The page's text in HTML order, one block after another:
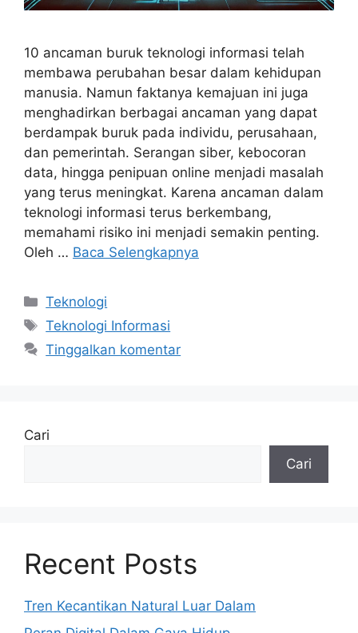
10 ancaman buruk teknologi informasi telah
membawa perubahan besar dalam kehidupan
manusia. Namun faktanya kemajuan ini juga
menghadirkan berbagai ancaman yang dapat
berdampak buruk pada individu, perusahaan,
dan pemerintah. Serangan siber, kebocoran
data, hingga penipuan online menjadi masalah
yang terus meningkat. Karena ancaman dalam
teknologi informasi terus berkembang,
memahami risiko ini menjadi semakin penting.
Oleh … Baca Selengkapnya
Kategori
Teknologi
Tag
Teknologi Informasi
Tinggalkan komentar
Cari
Cari
Recent Posts
Tren Kecantikan Natural Luar Dalam